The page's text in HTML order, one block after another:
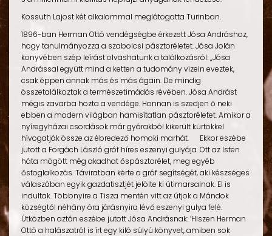
Kossuth Lajost két alkalommal meglátogatta Turinban.
1896-ban Herman Ottó vendégségbe érkezett Jósa Andráshoz,
hogy tanulmányozza a szabolcsi pásztoréletet. Jósa Jolán
könyvében szép leírást olvashatunk a találkozásról: „Jósa
Andrással együtt mind a ketten a tudomány vizein eveztek,
csak éppen annak más és más ágain. De mindig
összetalálkoztak a természetimádás révében. Jósa Andrást
mégis zavarba hozta a vendége. Honnan is szedjen ő neki
ebben a modern világban hamisítatlan pásztoréletet. Amikor a
nyíregyházai csordások már gyárakból kikerült kürtökkel
hívogatják össze az ébredező homoki marhát. Ekkor eszébe
jutott a Forgách László gróf híres eszenyi gulyája. Ott az Isten
háta mögött még akadhat őspásztorélet, meg egyéb
ősfoglalkozás. Táviratban kérte a gróf segítségét, aki készséges
válaszában egyik gazdatisztjét jelölte ki útimarsalnak. El is
indultak. Többnyire a Tisza mentén vitt az útjok a Mándok
községtől néhány óra járásnyira lévő eszenyi gulya felé.
Útközben aztán eszébe jutott Jósa Andrásnak: ’Hiszen Herman
Ottó a halászatról is írt egy kiló súlyú könyvet, amiben sok